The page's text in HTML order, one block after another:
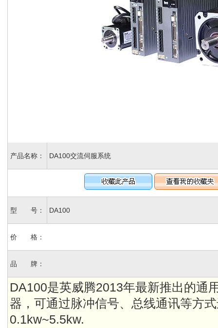
产品名称： DA100交流伺服系统
型 号： DA100
价 格：
品 牌：
DA100是英威腾2013年最新推出的通
器，可通过脉冲信号、总线通讯等方
0.1kw~5.5kw.